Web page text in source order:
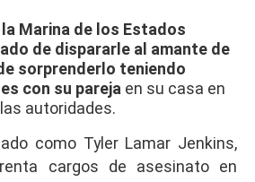
Marina de los Estados
de dispararle al amante de
sorprenderlo teniendo
con su pareja en su casa en
autoridades.
como Tyler Lamar Jenkins,
cargos de asesinato en